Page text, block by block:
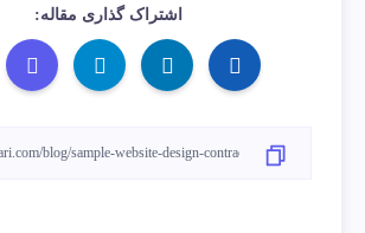
اشتراک گذاری مقاله: